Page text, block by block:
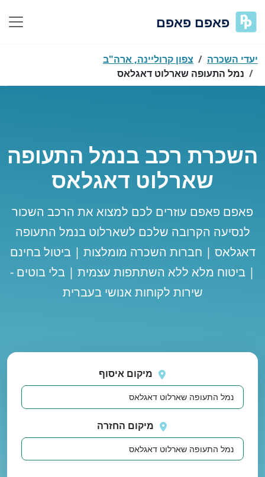
פאפם פאפם
יעדי השכרה
צפון קרוליינה, ארה"ב
נמל התעופה שארלוט דאגלאס
השכרת רכב בנמל התעופה
שארלוט דאגלאס
פאפם פאפם עוזרים לכם למצוא את הרכב השכור
לנסיעה הקרובה שלכם לשארלוט בנמל התעופה
דאגלאס | חברות השכרה מומלצות | ביטול בחינם
| ביטוח מלא ללא השתתפות עצמית | בלי בוטים -
שירות לקוחות אנושי בעברית
שוב
מיקום איסוף
מיקום החזרה